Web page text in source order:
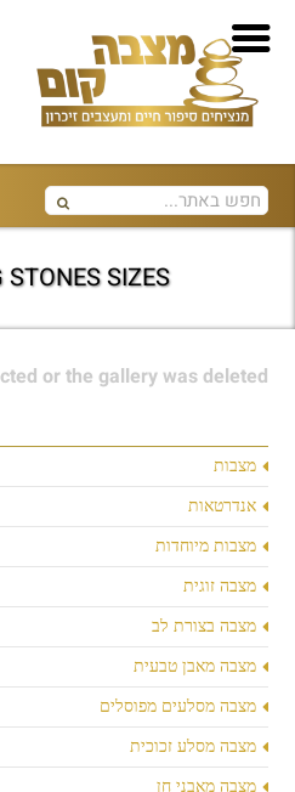
SIZES<
מצבות
אנדרטאות
מצבות מיוחדות
מצבה זוגית
מצבה בצורת לב
מצבה מאבן טבעית
מצבה מסלעים מפוסלים
מצבה מסלע זכוכית
מצבה מאבני חן
or the gallery was deleted.